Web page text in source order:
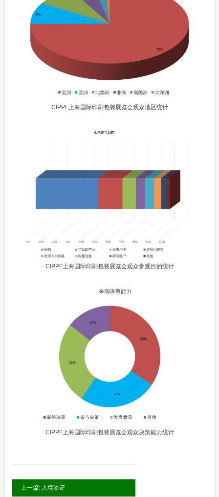
CIPPF上海国际印刷包装展览会观众地区统计
CIPPF上海国际印刷包装展览会观众参观目的统计
CIPPF上海国际印刷包装展览会观众决策能力统计
上一篇: 入境签证